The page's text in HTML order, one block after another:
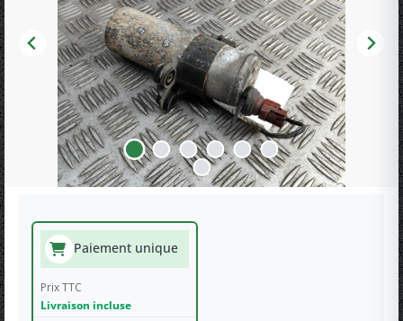
Paiement unique
Prix TTC
Livraison incluse